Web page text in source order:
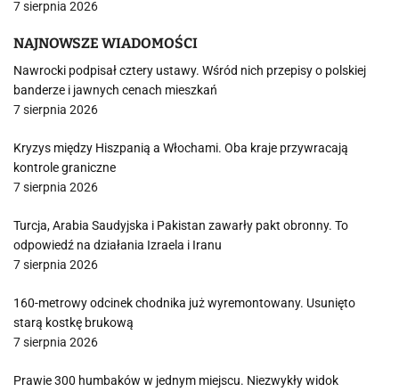
7 sierpnia 2026
NAJNOWSZE WIADOMOŚCI
Nawrocki podpisał cztery ustawy. Wśród nich przepisy o polskiej
banderze i jawnych cenach mieszkań
7 sierpnia 2026
Kryzys między Hiszpanią a Włochami. Oba kraje przywracają
kontrole graniczne
7 sierpnia 2026
Turcja, Arabia Saudyjska i Pakistan zawarły pakt obronny. To
odpowiedź na działania Izraela i Iranu
7 sierpnia 2026
160-metrowy odcinek chodnika już wyremontowany. Usunięto
starą kostkę brukową
7 sierpnia 2026
Prawie 300 humbaków w jednym miejscu. Niezwykły widok